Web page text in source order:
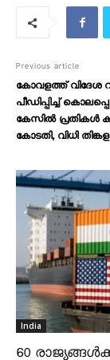
Previous article
കോവളത്ത് വിദേശ
പീഡിപ്പിച്ച്
കേസിൽ പ്രതികൾ
കോടതി, വിധി
India
60